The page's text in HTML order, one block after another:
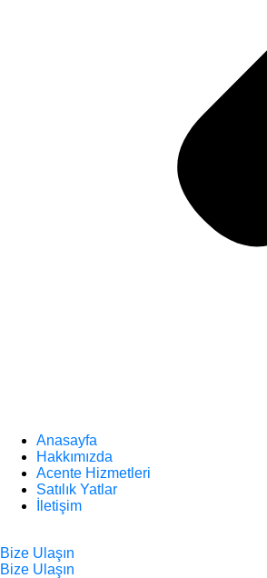
Anasayfa
Hakkımızda
Acente Hizmetleri
Satılık Yatlar
İletişim
Bize Ulaşın
Bize Ulaşın